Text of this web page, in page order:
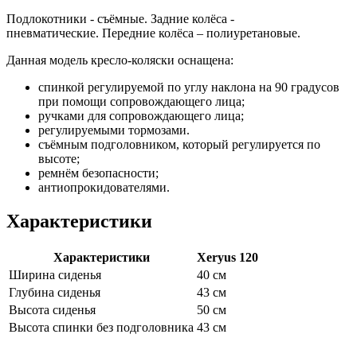
Подлокотники - съёмные. Задние колёса -
пневматические. Передние колёса – полиуретановые.
Данная модель кресло-коляски оснащена:
спинкой регулируемой по углу наклона на 90 градусов
при помощи сопровождающего лица;
ручками для сопровождающего лица;
регулируемыми тормозами.
съёмным подголовником, который регулируется по
высоте;
ремнём безопасности;
антиопрокидователями.
Характеристики
Характеристики
Xeryus 120
Ширина сиденья
40 см
Глубина сиденья
43 см
Высота сиденья
50 см
Высота спинки без подголовника 43 см